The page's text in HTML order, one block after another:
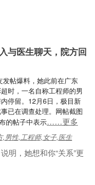
与医生聊天，院方回
帖爆料，她此前在广东
时，一名自称工程师的男
停留。12月6日，极目新
已在调查处理。网帖截图
的帖子中表示……更多
,男性,工程师,女子,医生